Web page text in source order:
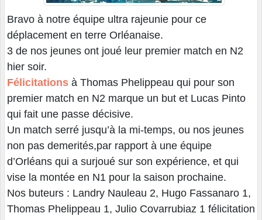
Bravo à notre équipe ultra rajeunie pour ce
déplacement en terre Orléanaise.
3 de nos jeunes ont joué leur premier match en N2
hier soir.
Félicitations à Thomas Phelippeau qui pour son
premier match en N2 marque un but et Lucas Pinto
qui fait une passe décisive.
Un match serré jusqu’à la mi-temps, ou nos jeunes
non pas demerités,par rapport à une équipe
d’Orléans qui a surjoué sur son expérience, et qui
vise la montée en N1 pour la saison prochaine.
Nos buteurs : Landry Nauleau 2, Hugo Fassanaro 1,
Thomas Phelippeau 1, Julio Covarrubiaz 1 félicitation